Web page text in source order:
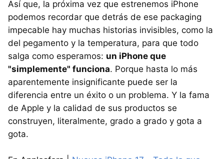
Así que, la próxima vez que estrenemos iPhone
podemos recordar que detrás de ese packaging
impecable hay muchas historias invisibles, como la
del pegamento y la temperatura, para que todo
salga como esperamos: un iPhone que
"simplemente" funciona. Porque hasta lo más
aparentemente insignificante puede ser la
diferencia entre un éxito o un problema. Y la fama
de Apple y la calidad de sus productos se
construyen, literalmente, grado a grado y gota a
gota.